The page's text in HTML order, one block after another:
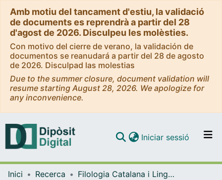
Amb motiu del tancament d'estiu, la validació
de documents es reprendrà a partir del 28
d'agost de 2026. Disculpeu les molèsties.
Con motivo del cierre de verano, la validación de
documentos se reanudará a partir del 28 de agosto
de 2026. Disculpad las molestias
Due to the summer closure, document validation will
resume starting August 28, 2026. We apologize for
any inconvenience.
Navega per tot el DD
Iniciar sessió (current)
Inici Recerca
Filologia Catalana i Lingüística General